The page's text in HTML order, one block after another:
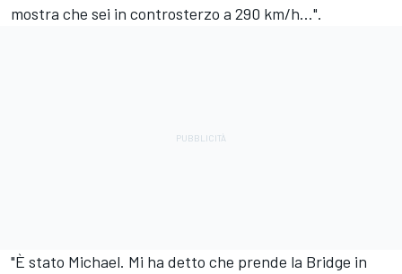
mostra che sei in controsterzo a 290 km/h...".
"È stato Michael. Mi ha detto che prende la Bridge in